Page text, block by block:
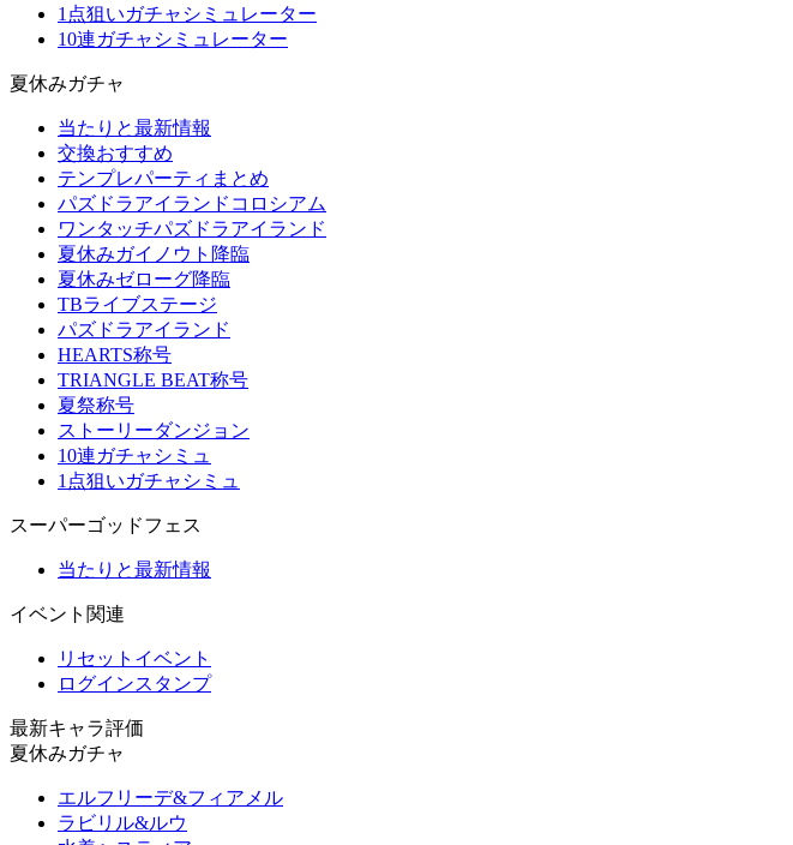
1点狙いガチャシミュレーター
10連ガチャシミュレーター
夏休みガチャ
当たりと最新情報
交換おすすめ
テンプレパーティまとめ
パズドラアイランドコロシアム
ワンタッチパズドラアイランド
夏休みガイノウト降臨
夏休みゼローグ降臨
TBライブステージ
パズドラアイランド
HEARTS称号
TRIANGLE BEAT称号
夏祭称号
ストーリーダンジョン
10連ガチャシミュ
1点狙いガチャシミュ
スーパーゴッドフェス
当たりと最新情報
イベント関連
リセットイベント
ログインスタンプ
最新キャラ評価
夏休みガチャ
エルフリーデ&フィアメル
ラビリル&ルウ